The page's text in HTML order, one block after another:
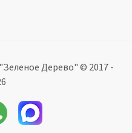
Дерево" © 2017 -